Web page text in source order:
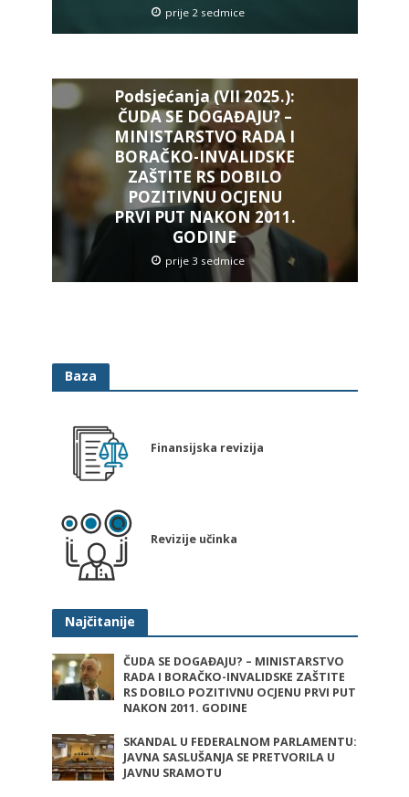
prije 2 sedmice
Podsjećanja (VII 2025.):
ČUDA SE DOGAĐAJU? –
MINISTARSTVO RADA I
BORAČKO-INVALIDSKE
ZAŠTITE RS DOBILO
POZITIVNU OCJENU
PRVI PUT NAKON 2011.
GODINE
prije 3 sedmice
Baza
Finansijska revizija
Revizije učinka
Najčitanije
ČUDA SE DOGAĐAJU? – MINISTARSTVO
RADA I BORAČKO-INVALIDSKE ZAŠTITE
RS DOBILO POZITIVNU OCJENU PRVI PUT
NAKON 2011. GODINE
SKANDAL U FEDERALNOM PARLAMENTU:
JAVNA SASLUŠANJA SE PRETVORILA U
JAVNU SRAMOTU